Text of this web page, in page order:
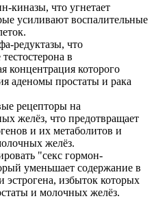
киназы, что угнетает
усиливают воспалительные
редуктазы, что
в
концентрация которого
аденомы простаты и рака
рецепторы на
желёз, что предотвращает
и их метаболитов и
желёз.
"секс гормон-
уменьшает содержание в
эстрогена, избыток которых
и молочных желёз.